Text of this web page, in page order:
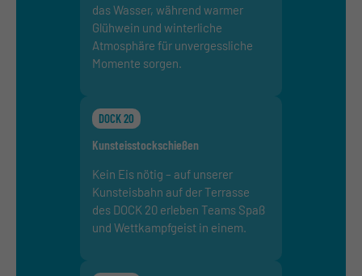
das Wasser, während warmer
Glühwein und winterliche
Atmosphäre für unvergessliche
Momente sorgen.
DOCK 20
Kunsteisstockschießen
Kein Eis nötig – auf unserer
Kunsteisbahn auf der Terrasse
des DOCK 20 erleben Teams Spaß
und Wettkampfgeist in einem.